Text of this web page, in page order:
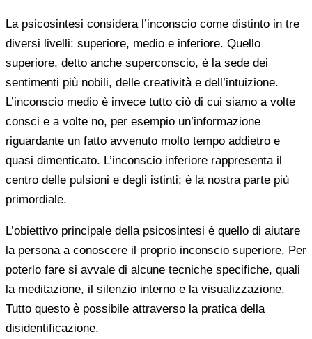
La psicosintesi considera l’inconscio come distinto in tre
diversi livelli: superiore, medio e inferiore. Quello
superiore, detto anche superconscio, è la sede dei
sentimenti più nobili, delle creatività e dell’intuizione.
L’inconscio medio è invece tutto ciò di cui siamo a volte
consci e a volte no, per esempio un’informazione
riguardante un fatto avvenuto molto tempo addietro e
quasi dimenticato. L’inconscio inferiore rappresenta il
centro delle pulsioni e degli istinti; è la nostra parte più
primordiale.
L’obiettivo principale della psicosintesi è quello di aiutare
la persona a conoscere il proprio inconscio superiore. Per
poterlo fare si avvale di alcune tecniche specifiche, quali
la meditazione, il silenzio interno e la visualizzazione.
Tutto questo è possibile attraverso la pratica della
disidentificazione.